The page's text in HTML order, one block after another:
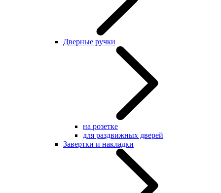
Дверные ручки
на розетке
для раздвижных дверей
Завертки и накладки